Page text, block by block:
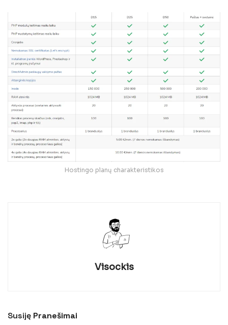
Hostingo planų charakteristikos
Visockis
Susiję Pranešimai